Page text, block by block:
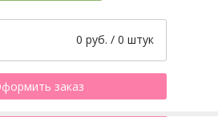
0 руб. / 0 штук
заказ